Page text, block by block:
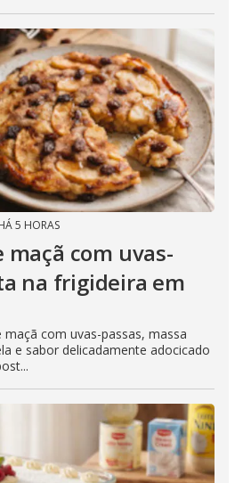
5 HORAS
maçã com uvas-
na frigideira em
maçã com uvas-passas, massa
e sabor delicadamente adocicado